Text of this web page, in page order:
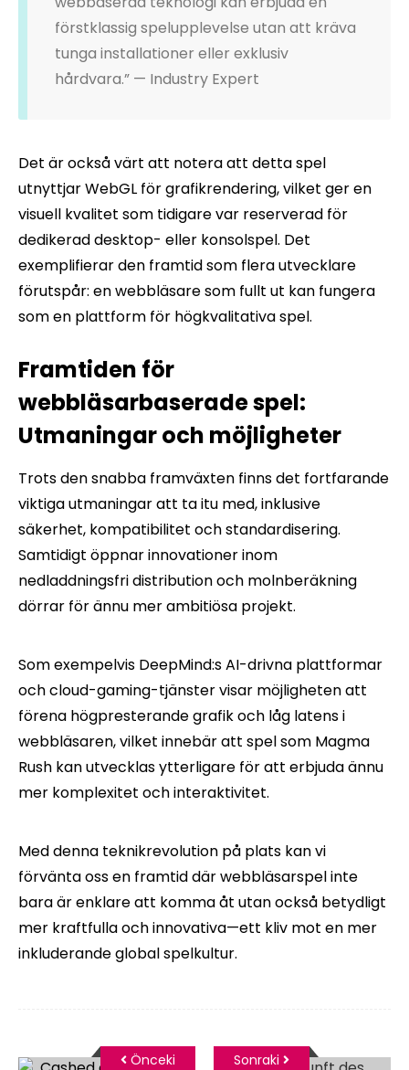
förstklassig spelupplevelse utan att kräva
tunga installationer eller exklusiv
hårdvara.” — Industry Expert
Det är också värt att notera att detta spel
utnyttjar WebGL för grafikrendering, vilket ger en
visuell kvalitet som tidigare var reserverad för
dedikerad desktop- eller konsolspel. Det
exemplifierar den framtid som flera utvecklare
förutspår: en webbläsare som fullt ut kan fungera
som en plattform för högkvalitativa spel.
Framtiden för
webbläsarbaserade spel:
Utmaningar och möjligheter
Trots den snabba framväxten finns det fortfarande
viktiga utmaningar att ta itu med, inklusive
säkerhet, kompatibilitet och standardisering.
Samtidigt öppnar innovationer inom
nedladdningsfri distribution och molnberäkning
dörrar för ännu mer ambitiösa projekt.
Som exempelvis DeepMind:s AI-drivna plattformar
och cloud-gaming-tjänster visar möjligheten att
förena högpresterande grafik och låg latens i
webbläsaren, vilket innebär att spel som Magma
Rush kan utvecklas ytterligare för att erbjuda ännu
mer komplexitet och interaktivitet.
Med denna teknikrevolution på plats kan vi
förvänta oss en framtid där webbläsarspel inte
bara är enklare att komma åt utan också betydligt
mer kraftfulla och innovativa—ett kliv mot en mer
inkluderande global spelkultur.
Önceki Sonraki